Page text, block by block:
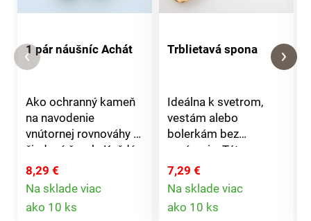
1 pár náušníc Achát
Ako ochranný kameň
na navodenie
vnútornej rovnováhy a
žiadaný šperk. Každý
kus je jedinečný pre
svoju opalizujúcu
farebnosť.
8,29 €
Na sklade viac
ako 10 ks
Trblietavá spona
Ideálna k svetrom,
vestám alebo
bolerkám bez
zapínania. Táto spona
so štrasovými
kamienkami zjemní
Váš outfit a efektne
modeluje siluetu.
7,29 €
Na sklade viac
ako 10 ks